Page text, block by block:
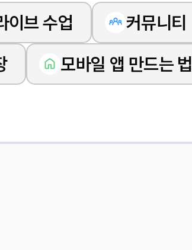
이브 수업 커뮤니티
모바일 앱 만드는 법